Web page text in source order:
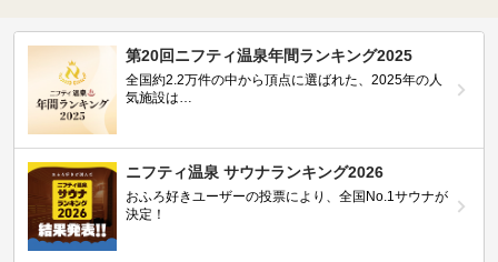
第20回ニフティ温泉年間ランキング2025
全国約2.2万件の中から頂点に選ばれた、2025年の人
気施設は…
ニフティ温泉 サウナランキング2026
おふろ好きユーザーの投票により、全国No.1サウナが
決定！